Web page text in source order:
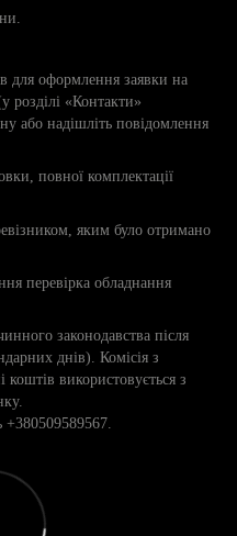
для оформлення заявки на
розділі «Контакти»
або надішліть повідомлення
повної комплектації
яким було отримано
перевірка обладнання
законодавства після
днів). Комісія з
використовується з
+380509589567.